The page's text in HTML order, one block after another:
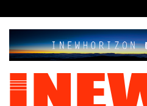
to
content